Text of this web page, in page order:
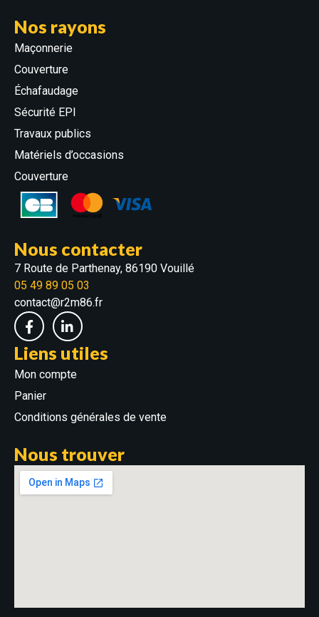
Nos rayons
Maçonnerie
Couverture
Échafaudage
Sécurité EPI
Travaux publics
Matériels d’occasions
Couverture
Nous contacter
7 Route de Parthenay, 86190 Vouillé
05 49 89 05 03
contact@r2m86.fr
Liens utiles
Mon compte
Panier
Conditions générales de vente
Nous trouver